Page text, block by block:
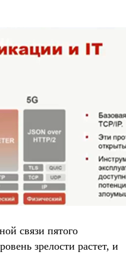
связи пятого
зрелости растет, и